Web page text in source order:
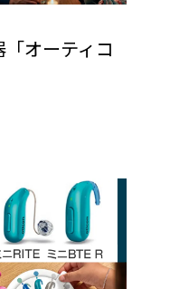
オーティコ